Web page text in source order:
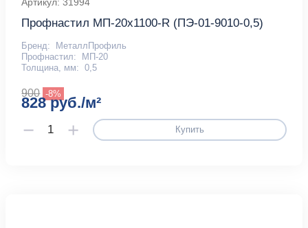
Профнастил МП-20x1100-R (ПЭ-01-9010-0,5)
Бренд:
МеталлПрофиль
Профнастил:
МП-20
Толщина, мм: 0,5
900 -8%
828 руб./м²
Купить